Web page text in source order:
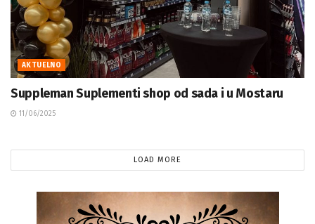
AKTUELNO
Suppleman Suplementi shop od sada i u Mostaru
11/06/2025
LOAD MORE